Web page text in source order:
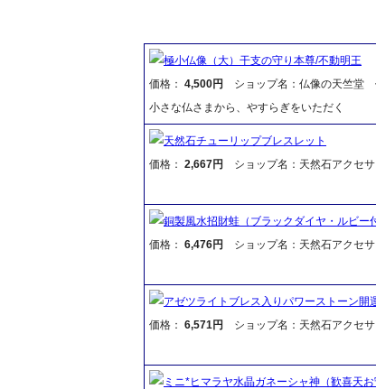
極小仏像（大）干支の守り本尊/不動明王
価格： 4,500円
ショップ名：仏像の天竺
小さな仏さまから、やすらぎをいただく
天然石チューリップブレスレット
価格： 2,667円 ショップ名：天然石アクセ
銅製風水招財蛙（ブラックダイヤ・ルビー
価格： 6,476円 ショップ名：天然石アクセ
アゼツライトブレス入りパワーストーン開
価格： 6,571円 ショップ名：天然石アクセ
ミニ*ヒマラヤ水晶ガネーシャ神（歓喜天お